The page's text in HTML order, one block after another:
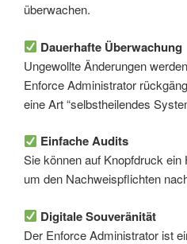
überwachen.
Dauerhafte Überwachung
Ungewollte Änderungen
Enforce Administrator
eine Art “selbstheilendes
Einfache Audits
Sie können auf Knopfdruck ein
um den Nachweispflichten
Digitale Souveränität
Der Enforce Administrator ist